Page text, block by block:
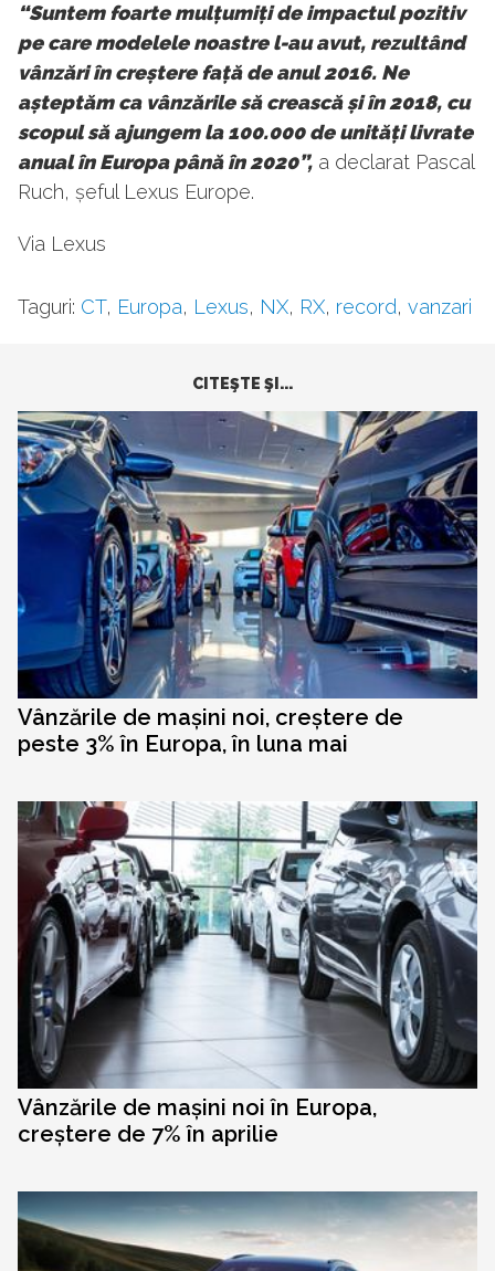
“Suntem foarte mulțumiți de impactul pozitiv
pe care modelele noastre l-au avut, rezultând
vânzări în creștere față de anul 2016. Ne
așteptăm ca vânzările să crească și în 2018, cu
scopul să ajungem la 100.000 de unități livrate
anual în Europa până în 2020”, a declarat Pascal
Ruch, șeful Lexus Europe.
Via Lexus
Taguri: CT, Europa, Lexus, NX, RX, record, vanzari
CITEŞTE ŞI...
Vânzările de mașini noi, creștere de
peste 3% în Europa, în luna mai
Vânzările de mașini noi în Europa,
creștere de 7% în aprilie